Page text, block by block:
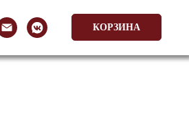
КОРЗИНА